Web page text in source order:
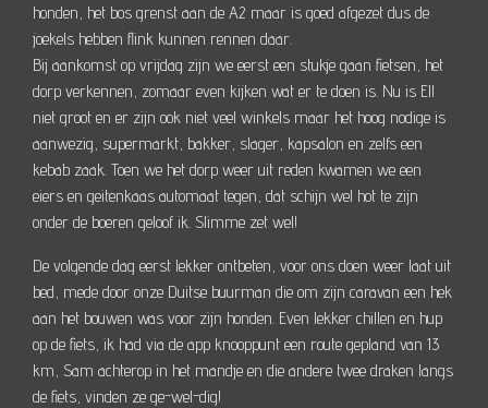
honden, het bos grenst aan de A2 maar is goed afgezet dus de
joekels hebben flink kunnen rennen daar.
Bij aankomst op vrijdag zijn we eerst een stukje gaan fietsen, het
dorp verkennen, zomaar even kijken wat er te doen is. Nu is Ell
niet groot en er zijn ook niet veel winkels maar het hoog nodige is
aanwezig, supermarkt, bakker, slager, kapsalon en zelfs een
kebab zaak. Toen we het dorp weer uit reden kwamen we een
eiers en geitenkaas automaat tegen, dat schijn wel hot te zijn
onder de boeren geloof ik. Slimme zet wel!
De volgende dag eerst lekker ontbeten, voor ons doen weer laat uit
bed, mede door onze Duitse buurman die om zijn caravan een hek
aan het bouwen was voor zijn honden. Even lekker chillen en hup
op de fiets, ik had via de app knooppunt een route gepland van 13
km, Sam achterop in het mandje en die andere twee draken langs
de fiets, vinden ze ge-wel-dig!